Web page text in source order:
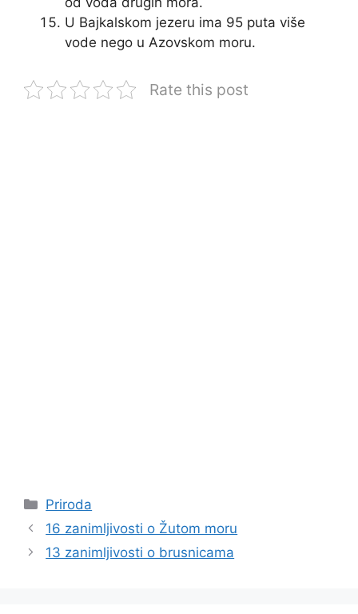
U Bajkalskom jezeru ima 95 puta više
vode nego u Azovskom moru.
Rate this post
Kategorije
Priroda
16 zanimljivosti o Žutom moru
13 zanimljivosti o brusnicama